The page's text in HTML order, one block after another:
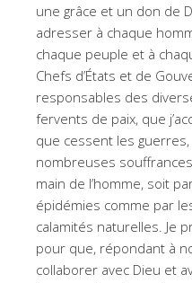
une grâce et un don de
adresser à chaque
chaque peuple et à
Chefs d’États et de
responsables des
fervents de paix, que
que cessent les
nombreuses
main de l’homme, soit
épidémies comme par
calamités naturelles. Je
pour que, répondant à
collaborer avec Dieu et